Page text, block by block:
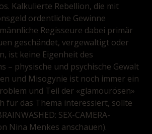
Kalkulierte Rebellion, die mit
ordentliche Gewinne
Regisseure dabei primär
geschändet, vergewaltigt oder
ist keine Eigenheit des
– physische und psychische Gewalt
und Misogynie ist noch immer ein
und Teil der «glamourösen»
für das Thema interessiert, sollte
SEX-CAMERA-
Nina Menkes anschauen).